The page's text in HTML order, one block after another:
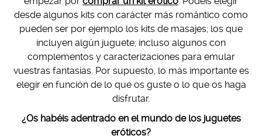
desde algunos kits con carácter más romántico como
pueden ser por ejemplo los kits de masajes; los que
incluyen algún juguete; incluso algunos con
complementos y caracterizaciones para emular
vuestras fantasías. Por supuesto, lo más importante es
elegir en función de lo que os guste o lo que os haga
disfrutar.
¿Os habéis adentrado en el mundo de los juguetes
eróticos?